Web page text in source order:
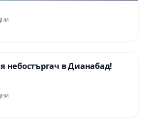
небостъргач в Дианабад!